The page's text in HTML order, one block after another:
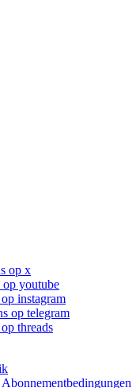
op x
op youtube
instagram
op telegram
threads
Abonnementbedingungen